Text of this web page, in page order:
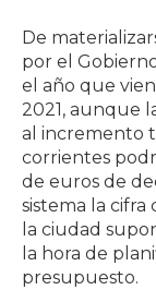
De
por el
el año que
2021, aunque
al incremento
corrientes
de euros de
sistema la
la ciudad
la hora de
presupuesto.